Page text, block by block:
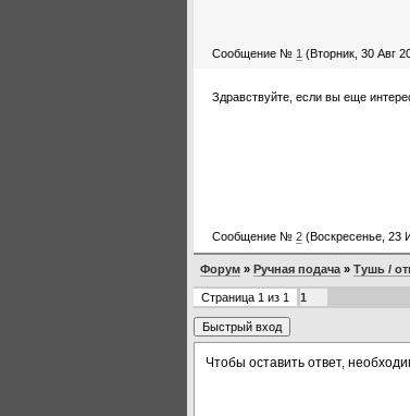
Сообщение № 1 (Вторник, 30 Авг
Здравствуйте, если вы еще
Сообщение № 2 (Воскресенье, 23
Форум » Ручная подача » Тушь /
Страница 1 из 1
1
Чтобы оставить ответ,